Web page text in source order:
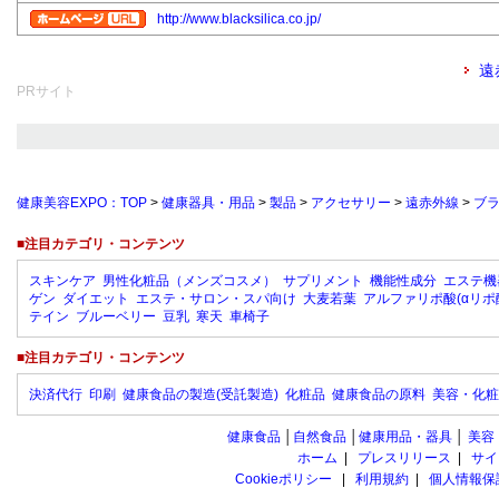
http://www.blacksilica.co.jp/
遠
PRサイト
健康美容EXPO：TOP > 健康器具・用品 > 製品 > アクセサリー > 遠赤外線 > ブ
■注目カテゴリ・コンテンツ
スキンケア 男性化粧品（メンズコスメ） サプリメント 機能性成分 エステ
ゲン ダイエット エステ・サロン・スパ向け 大麦若葉 アルファリポ酸(αリポ
テイン ブルーベリー 豆乳 寒天 車椅子
■注目カテゴリ・コンテンツ
決済代行 印刷 健康食品の製造(受託製造) 化粧品 健康食品の原料 美容・化
健康食品 自然食品 健康用品・器具 美容
ホーム
プレスリリース
サ
Cookieポリシー
利用規約 個人情報